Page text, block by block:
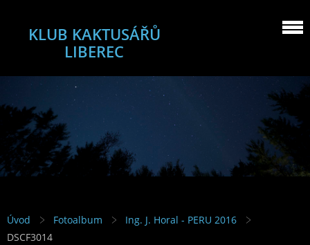
KLUB KAKTUSÁŘŮ
LIBEREC
Úvod Fotoalbum
Ing. J. Horal - PERU 2016
DSCF3014